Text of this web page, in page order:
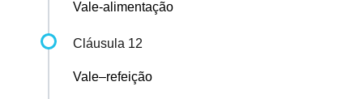
Vale-alimentação
Cláusula 12
Vale–refeição